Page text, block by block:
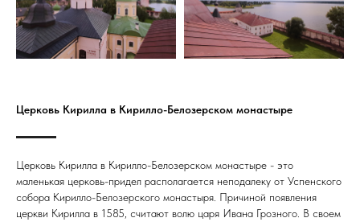
Церковь Кирилла в Кирилло-Белозерском монастыре
Церковь Кирилла в Кирилло-Белозерском монастыре - это
маленькая церковь-придел располагается неподалеку от Успенского
собора Кирилло-Белозерского монастыря. Причиной появления
церкви Кирилла в 1585, считают волю царя Ивана Грозного. В своем